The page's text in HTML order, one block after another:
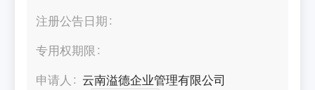
注册公告日期
专用权期限
申请人
云南溢德企业管理有限公司